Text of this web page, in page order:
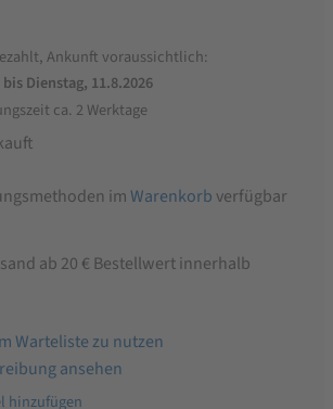
Ankunft voraussichtlich:
Dienstag, 11.8.2026
ca. 2 Werktage
imWarenkorb verfügbar
ab 20 € Bestellwert innerhalb
Warteliste zu nutzen
ansehen